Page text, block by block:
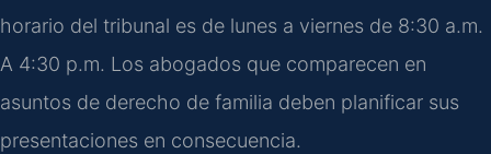
horario del tribunal es de lunes a viernes de 8:30 a.m.
A 4:30 p.m. Los abogados que comparecen en
asuntos de derecho de familia deben planificar sus
presentaciones en consecuencia.